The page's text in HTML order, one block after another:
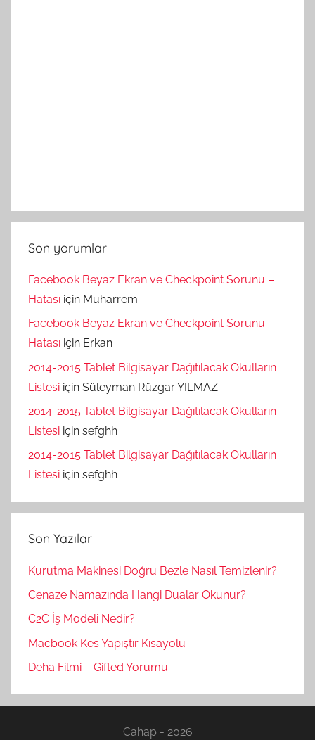
Son yorumlar
Facebook Beyaz Ekran ve Checkpoint Sorunu –
Hatası için Muharrem
Facebook Beyaz Ekran ve Checkpoint Sorunu –
Hatası için Erkan
2014-2015 Tablet Bilgisayar Dağıtılacak Okulların
Listesi için Süleyman Rüzgar YILMAZ
2014-2015 Tablet Bilgisayar Dağıtılacak Okulların
Listesi için sefghh
2014-2015 Tablet Bilgisayar Dağıtılacak Okulların
Listesi için sefghh
Son Yazılar
Kurutma Makinesi Doğru Bezle Nasıl Temizlenir?
Cenaze Namazında Hangi Dualar Okunur?
C2C İş Modeli Nedir?
Macbook Kes Yapıştır Kısayolu
Deha Filmi – Gifted Yorumu
Cahap - 2026